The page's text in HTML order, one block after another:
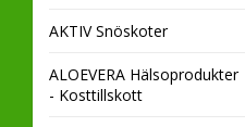
AKTIV Snöskoter
ALOEVERA Hälsoprodukter
- Kosttillskott